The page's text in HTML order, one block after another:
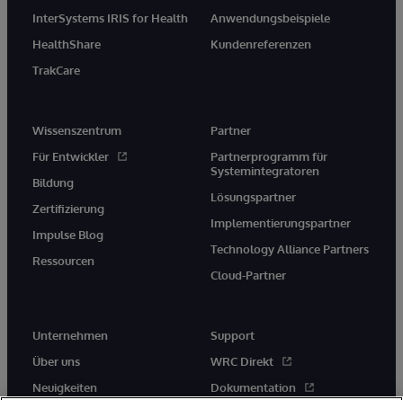
InterSystems IRIS for Health
HealthShare
TrakCare
Anwendungsbeispiele
Kundenreferenzen
Wissenszentrum
Für Entwickler
Bildung
Zertifizierung
Impulse Blog
Ressourcen
Partner
Partnerprogramm für
Systemintegratoren
Lösungspartner
Implementierungspartner
Technology Alliance Partners
Cloud-Partner
Unternehmen
Über uns
Neuigkeiten
Support
WRC Direkt
Dokumentation